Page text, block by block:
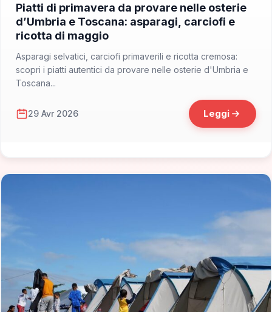
Piatti di primavera da provare nelle osterie
d’Umbria e Toscana: asparagi, carciofi e
ricotta di maggio
Asparagi selvatici, carciofi primaverili e ricotta cremosa:
scopri i piatti autentici da provare nelle osterie d'Umbria e
Toscana...
29 Avr 2026 Leggi